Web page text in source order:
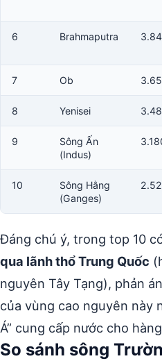
6 Brahmaputra
7 Ob
8 Yenisei
9
Sông Ấn
(Indus)
10
Sông Hằng
(Ganges)
Đáng chú ý, trong top 10
qua lãnh thổ Trung Quốc
nguyên Tây Tạng), phản
của vùng cao nguyên này
Á” cung cấp nước cho
So sánh sông